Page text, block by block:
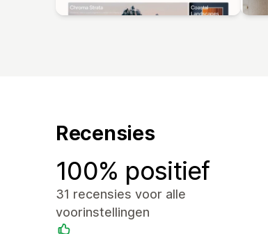
Recensies
100% positief
31 recensies voor alle
voorinstellingen